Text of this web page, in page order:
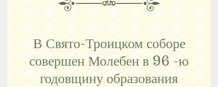
В Свято-Троицком соборе
совершен Молебен в 96 -ю
годовщину образования